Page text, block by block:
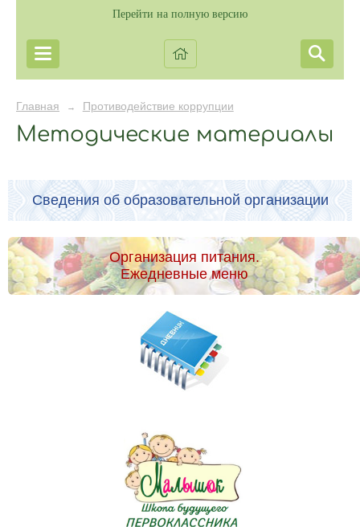
Перейти на полную версию
Главная → Противодействие коррупции
Методические материалы
Сведения об образовательной организации
Организация питания.
Ежедневные меню